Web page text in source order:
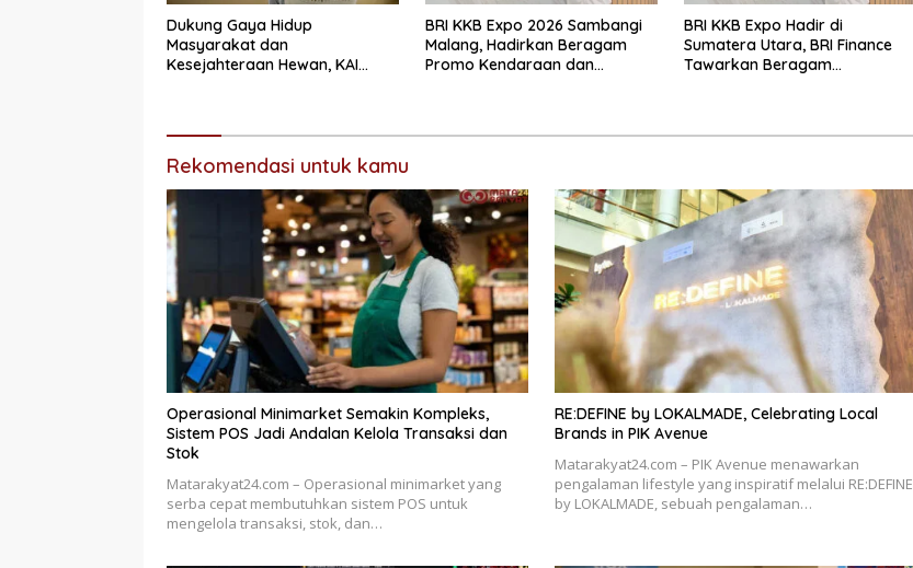
Dukung Gaya Hidup
Masyarakat dan
Kesejahteraan Hewan, KAI
BRI KKB Expo 2026 Sambangi
Malang, Hadirkan Beragam
Promo Kendaraan dan
BRI KKB Expo Hadir di
Sumatera Utara, BRI Finance
Tawarkan Beragam
Rekomendasi untuk kamu
Operasional Minimarket Semakin Kompleks,
Sistem POS Jadi Andalan Kelola Transaksi dan
Stok
Matarakyat24.com – Operasional minimarket yang
serba cepat membutuhkan sistem POS untuk
mengelola transaksi, stok, dan…
RE:DEFINE by LOKALMADE, Celebrating Local
Brands in PIK Avenue
Matarakyat24.com – PIK Avenue menawarkan
pengalaman lifestyle yang inspiratif melalui RE:DEFINE
by LOKALMADE, sebuah pengalaman…